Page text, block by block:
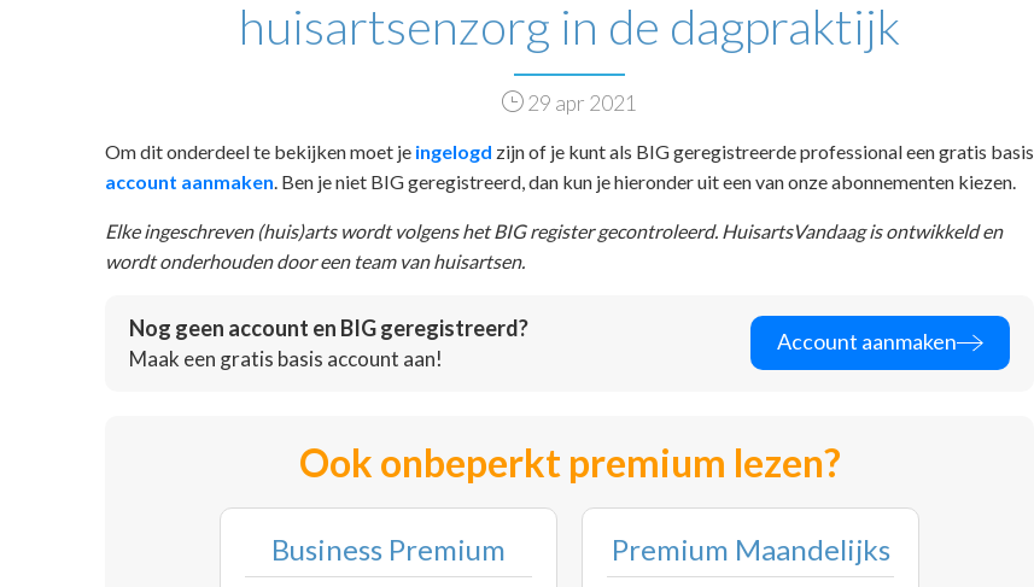
huisartsenzorg in de dagpraktijk
29 apr 2021
Om dit onderdeel te bekijken moet je ingelogd zijn of je kunt als BIG geregistreerde professional een gratis basis
account aanmaken . Ben je niet BIG geregistreerd, dan kun je hieronder uit een van onze abonnementen kiezen.
Elke ingeschreven (huis)arts wordt volgens het BIG register gecontroleerd. HuisartsVandaag is ontwikkeld en
wordt onderhouden door een team van huisartsen.
Nog geen account en BIG geregistreerd?
Maak een gratis basis account aan!
Account aanmaken
Ook onbeperkt premium lezen?
Business Premium Premium Maandelijks